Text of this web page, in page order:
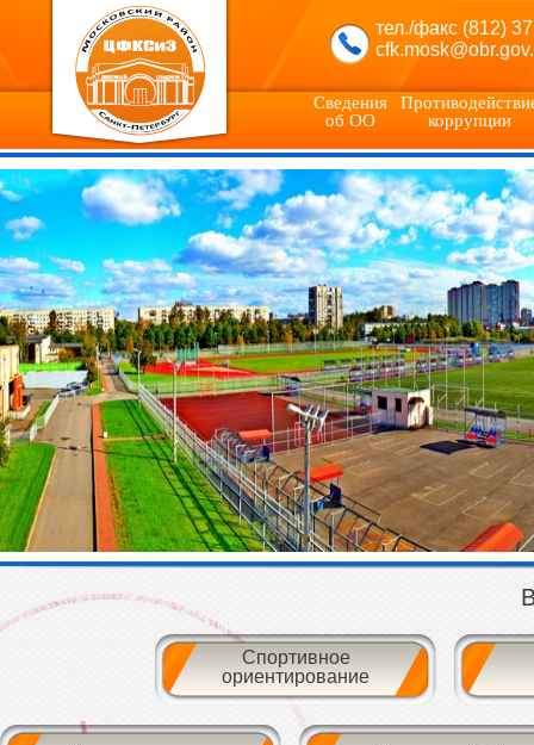
тел./факс (812)
Сведения
об ОО
коррупции
Спортивное
ориентирование